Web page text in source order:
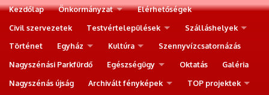
Kezdőlap Önkormányzat
Elérhetőségek
Civil szervezetek
Testvértelepülések
Szálláshelyek
Történet
Egyház Kultúra
Szennyvízcsatornázás
Nagyszénási Parkfürdő
Egészségügy Oktatás
Galéria
Nagyszénás újság
Archivált fényképek
TOP projektek